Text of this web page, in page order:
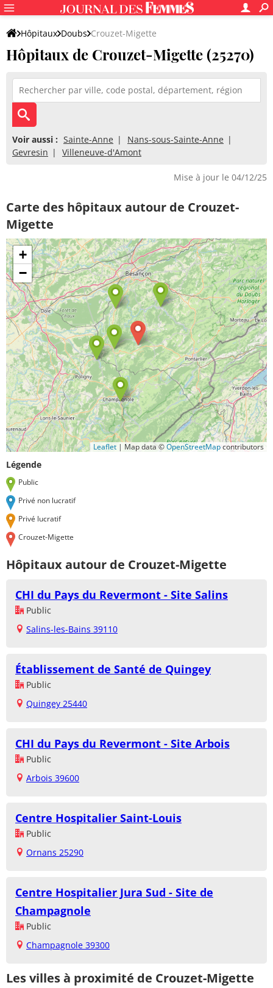
Hôpitaux Doubs Crouzet-Migette
Hôpitaux de Crouzet-Migette (25270)
Voir aussi : Sainte-Anne
Nans-sous-Sainte-Anne
Gevresin
Villeneuve-d'Amont
Mise à jour le 04/12/25
Carte des hôpitaux autour de Crouzet-
Migette
+
−
Leaflet | Map data ©OpenStreetMapcontributors
Légende
Public
Privé non lucratif
Privé lucratif
Crouzet-Migette
Hôpitaux autour de Crouzet-Migette
CHI du Pays du Revermont - Site Salins
Public
Salins-les-Bains 39110
Établissement de Santé de Quingey
Public
Quingey 25440
CHI du Pays du Revermont - Site Arbois
Public
Arbois 39600
Centre Hospitalier Saint-Louis
Public
Ornans 25290
Centre Hospitalier Jura Sud - Site de
Champagnole
Public
Champagnole 39300
Les villes à proximité de Crouzet-Migette